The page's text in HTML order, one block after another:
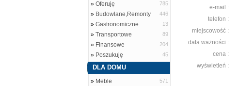
» Oferuję 785
» Budowlane,Remonty 446
» Gastronomiczne 13
» Transportowe 89
» Finansowe 204
» Poszukuję 45
DLA DOMU
» Meble 571
e-mail :
telefon :
miejscowość :
data ważności :
cena :
wyświetleń :